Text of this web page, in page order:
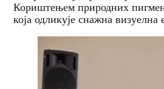
Кориштењем природних
која одликује снажна